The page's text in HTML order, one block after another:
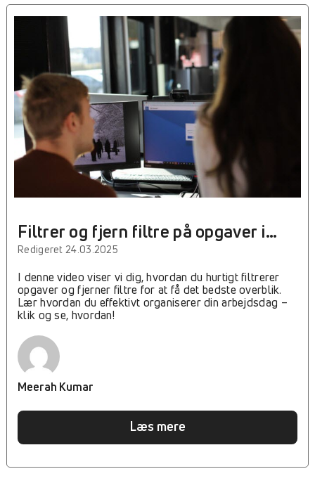
Filtrer og fjern filtre på opgaver i
Geonote – videoguide
Redigeret 24.03.2025
I denne video viser vi dig, hvordan du hurtigt filtrerer
opgaver og fjerner filtre for at få det bedste overblik.
Lær hvordan du effektivt organiserer din arbejdsdag –
klik og se, hvordan!
Meerah Kumar
Læs mere